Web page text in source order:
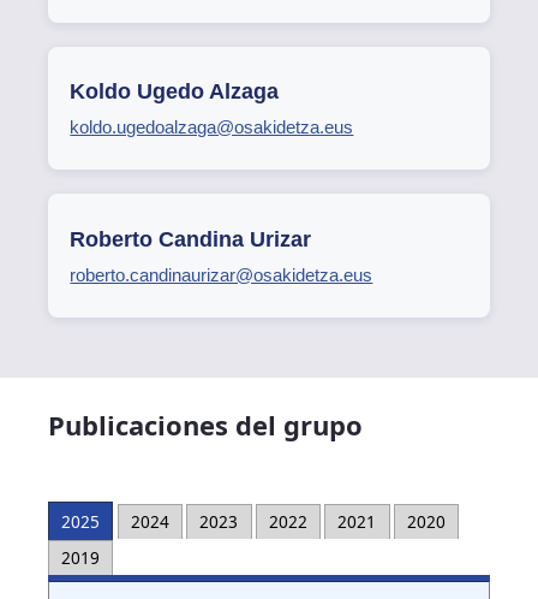
Koldo Ugedo Alzaga
koldo.ugedoalzaga@osakidetza.eus
Roberto Candina Urizar
roberto.candinaurizar@osakidetza.eus
Publicaciones del grupo
2025 2024 2023 2022 2021
2020
2019